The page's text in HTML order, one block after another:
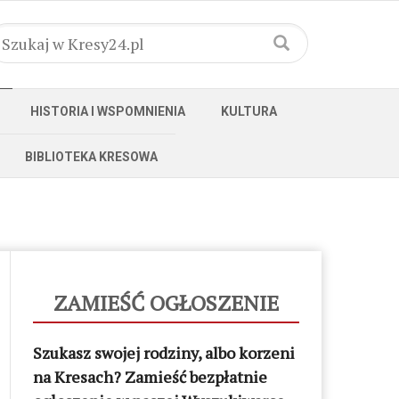
HISTORIA I WSPOMNIENIA KULTURA
BIBLIOTEKA KRESOWA
ZAMIEŚĆ OGŁOSZENIE
Szukasz swojej rodziny, albo korzeni
na Kresach? Zamieść bezpłatnie